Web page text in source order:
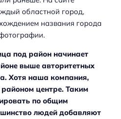
областной город,
названия города
под район начинает
выше авторитетных
Хотя наша компания,
центре. Таким
по общим
людей добавляют